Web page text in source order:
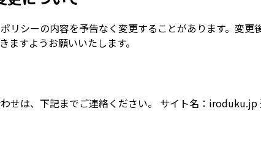
リシーの内容を予告なく変更することがあります。変
ますようお願いいたします。
せは、下記までご連絡ください。 サイト名：